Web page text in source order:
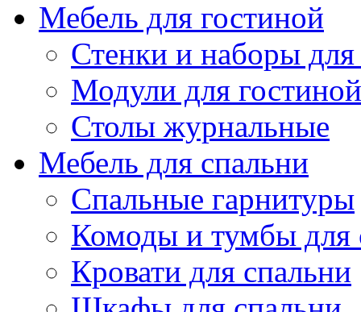
Мебель для гостиной
Стенки и наборы для
Модули для гостиной
Столы журнальные
Мебель для спальни
Спальные гарнитуры
Комоды и тумбы для
Кровати для спальни